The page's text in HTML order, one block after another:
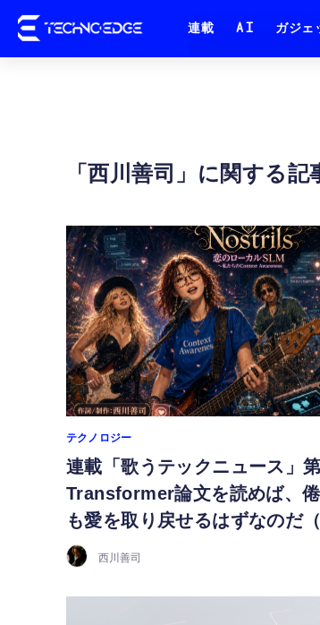
連載 AI ガジェ
西川善司
テクノロジー
連載「歌うテックニュース」第
Transformer論文を読めば、
も愛を取り戻せるはずなのだ
西川善司